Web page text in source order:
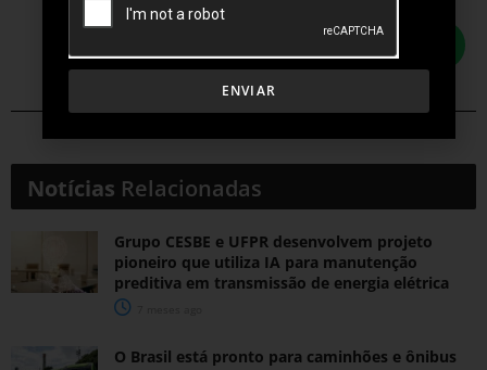
Notícias Relacionadas
Grupo CESBE e UFPR desenvolvem projeto
pioneiro que utiliza IA para manutenção
preditiva em transmissão de energia elétrica
O Brasil está pronto para caminhões e ônibus
ENVIAR